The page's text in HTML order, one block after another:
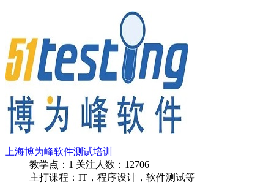
上海博为峰软件测试培训
教学点： 1 关注人数： 12706
主打课程：IT，程序设计，软件测试等